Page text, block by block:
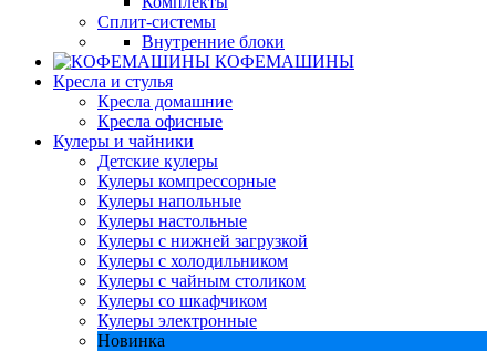
Сплит-системы
Внутренние блоки
КОФЕМАШИНЫ
Кресла и стулья
Кресла домашние
Кресла офисные
Кулеры и чайники
Детские кулеры
Кулеры компрессорные
Кулеры напольные
Кулеры настольные
Кулеры с нижней загрузкой
Кулеры с холодильником
Кулеры с чайным столиком
Кулеры со шкафчиком
Кулеры электронные
Новинка